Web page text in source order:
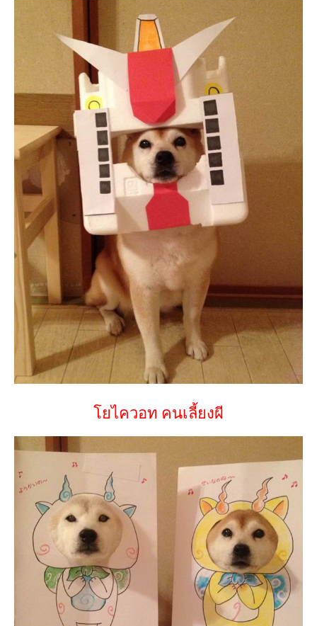
โยไควอท คนเลี้ยงผี